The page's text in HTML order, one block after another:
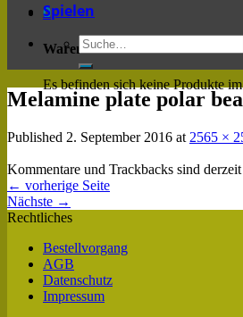
0
Warenkorb
Es befinden sich keine Produkte
Spielen
Melamine plate polar
Published 2. September 2016 at 2565 ×
Kommentare und Trackbacks sind derzeit
← vorherige Seite
Nächste →
Rechtliches
Bestellvorgang
AGB
Datenschutz
Impressum